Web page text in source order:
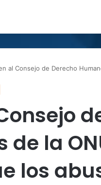
al Consejo de Derecho
de la
los